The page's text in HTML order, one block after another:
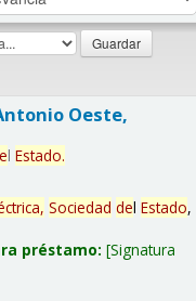
Oeste,
l Estado.
Sociedad del Estado,
préstamo: Signatura